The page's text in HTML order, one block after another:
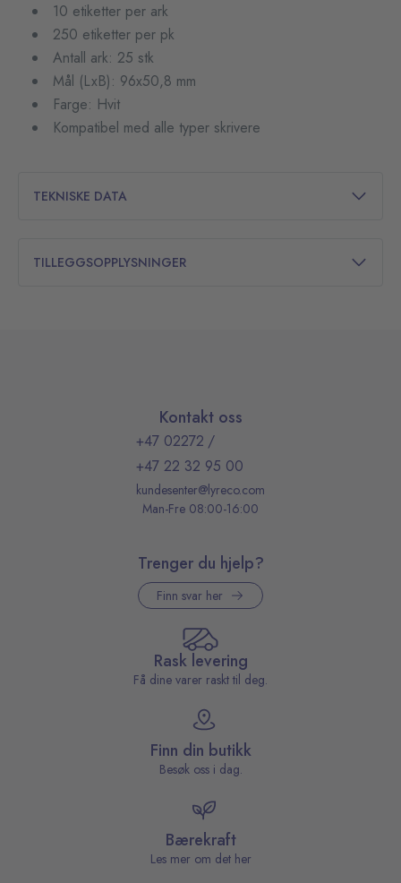
10 etiketter per ark
250 etiketter per pk
Antall ark: 25 stk
Mål (LxB): 96x50,8 mm
Farge: Hvit
Kompatibel med alle typer skrivere
TEKNISKE DATA
TILLEGGSOPPLYSNINGER
Kontakt oss
+47 02272 /
+47 22 32 95 00
kundesenter@lyreco.com
Man-Fre 08:00-16:00
Trenger du hjelp?
Finn svar her
Rask levering
Få dine varer raskt til deg.
Finn din butikk
Besøk oss i dag.
Bærekraft
Les mer om det her